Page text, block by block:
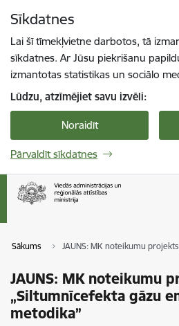
Sīkdatnes
Lai šī tīmekļvietne darbotos, tā
sīkdatnes. Ar Jūsu piekrišanu
izmantotas statistikas un sociālo
Lūdzu, atzīmējiet savu izvēli:
Noraidīt
Pārvaldīt sīkdatnes
Sākums JAUNS: MK noteikumu
JAUNS: MK noteikumu
„Siltumnīcefekta gāzu
metodika”